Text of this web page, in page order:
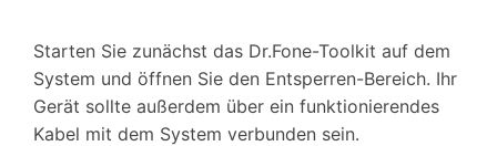
Starten Sie zunächst das Dr.Fone-Toolkit auf dem
System und öffnen Sie den Entsperren-Bereich. Ihr
Gerät sollte außerdem über ein funktionierendes
Kabel mit dem System verbunden sein.